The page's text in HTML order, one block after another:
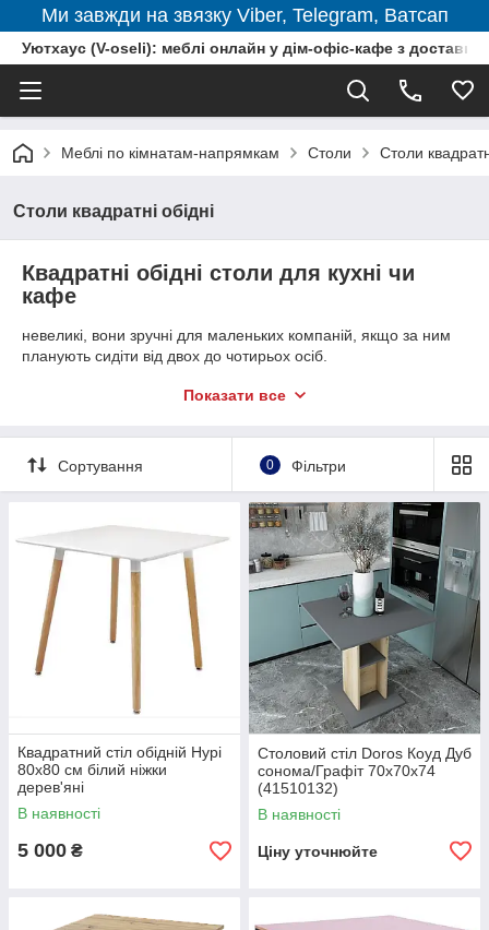
Ми завжди на звязку Viber, Telegram, Ватсап
Уютхаус (V-oseli): меблі онлайн у дім-офіс-кафе з
Меблі по кімнатам-напрямкам Столи Столи
Столи квадратні обідні
Квадратні обідні столи для кухні чи
кафе
невеликі, вони зручні для маленьких компаній, якщо за ним
планують сидіти від двох до чотирьох осіб.
смарт-квартирах, на кафе та ресторанчиках усередині
Показати все
Сортування 0 Фільтри
Квадратний стіл обідній Нурі
80х80 см білий ніжки
дерев'яні
В наявності
5 000 ₴
Столовий стіл Doros Коуд Дуб
сонома/Графіт 70х70х74
(41510132)
В наявності
Ціну уточнюйте